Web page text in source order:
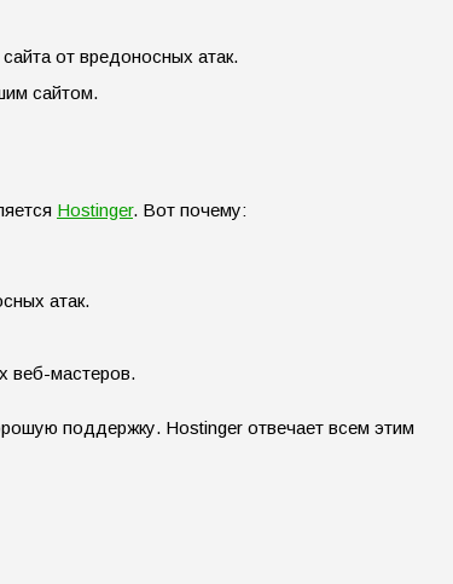
от вредоносных атак.
сайтом.
Hostinger. Вот почему:
атак.
веб-мастеров.
поддержку. Hostinger отвечает всем этим